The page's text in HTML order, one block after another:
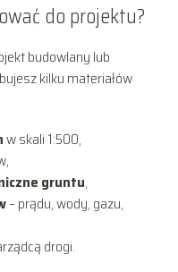
do projektu?
budowlany lub
kilku materiałów
w skali 1:500,
gruntu,
– prądu, wody, gazu,
drogi.